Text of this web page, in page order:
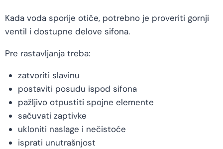
Kada voda sporije otiče, potrebno je proveriti gornji
ventil i dostupne delove sifona.
Pre rastavljanja treba:
zatvoriti slavinu
postaviti posudu ispod sifona
pažljivo otpustiti spojne elemente
sačuvati zaptivke
ukloniti naslage i nečistoće
isprati unutrašnjost